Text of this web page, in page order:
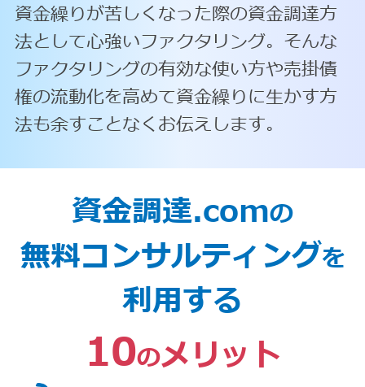
資金繰りが苦しくなった際の資金調達方
法として心強いファクタリング。そんな
ファクタリングの有効な使い方や売掛債
権の流動化を高めて資金繰りに生かす方
法も余すことなくお伝えします。
資金調達.comの
無料コンサルティングを
利用する
10のメリット